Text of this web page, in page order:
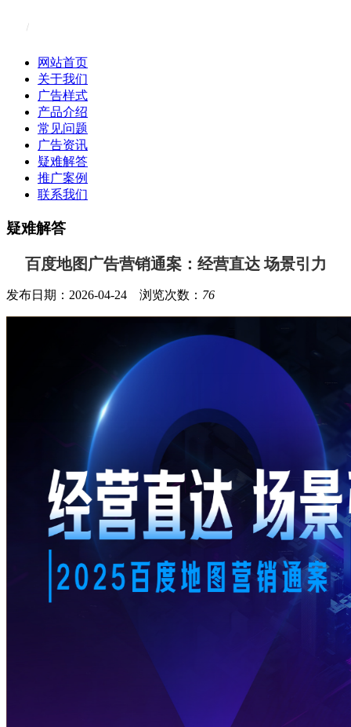
网站首页
关于我们
广告样式
产品介绍
常见问题
广告资讯
疑难解答
推广案例
联系我们
疑难解答
百度地图广告营销通案：经营直达 场景引力
发布日期：2026-04-24 浏览次数： 76